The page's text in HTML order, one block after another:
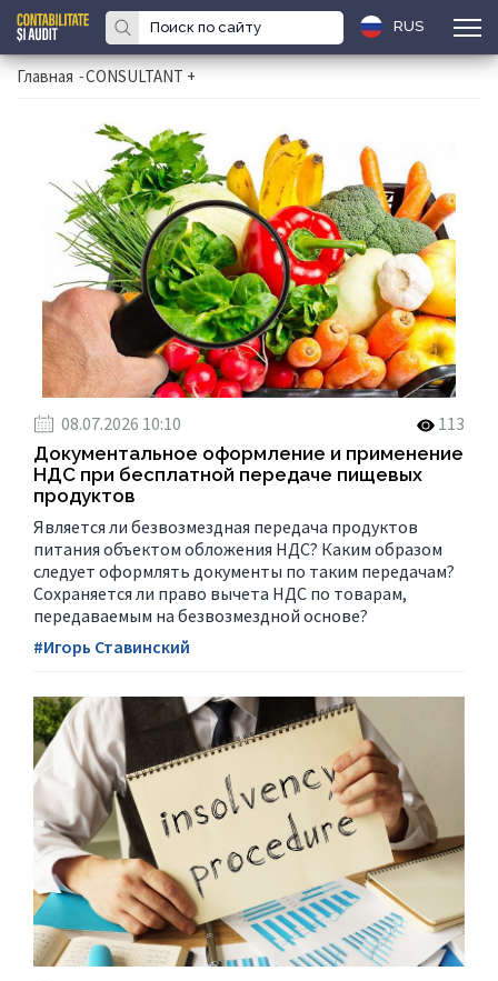
RUS
Главная -CONSULTANT +
08.07.2026 10:10
113
Документальное оформление и применение
НДС при бесплатной передаче пищевых
продуктов
Является ли безвозмездная передача продуктов
питания объектом обложения НДС? Каким образом
следует оформлять документы по таким передачам?
Сохраняется ли право вычета НДС по товарам,
передаваемым на безвозмездной основе?
#Игорь Ставинский